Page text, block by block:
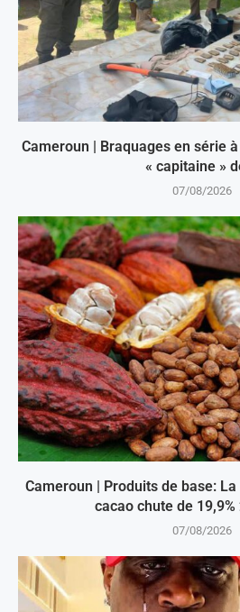
Cameroun | Braquages en série
« capitaine »
07/08/2026
Cameroun | Produits de base:
cacao chute de
07/08/2026